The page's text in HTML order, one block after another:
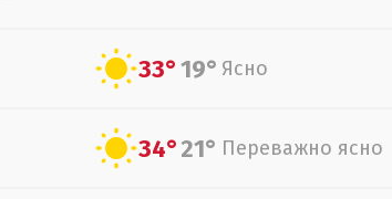
33°19° Ясно
34°21° Переважно ясно